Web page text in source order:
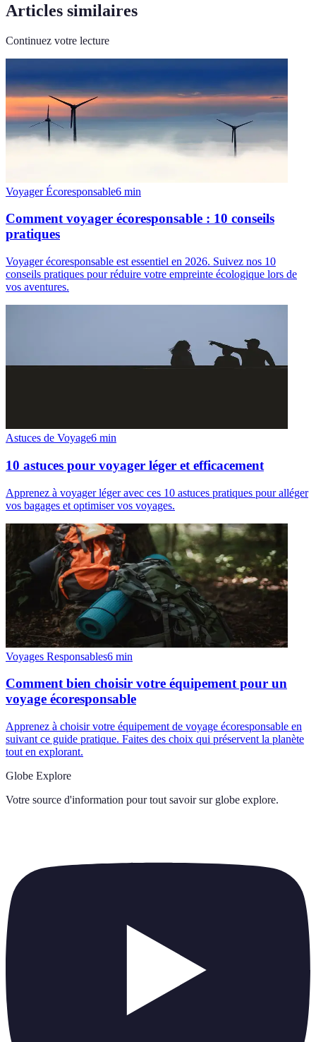
Articles similaires
Continuez votre lecture
Voyager Écoresponsable6 min
Comment voyager écoresponsable : 10 conseils
pratiques
Voyager écoresponsable est essentiel en 2026. Suivez nos 10
conseils pratiques pour réduire votre empreinte écologique lors de
vos aventures.
Astuces de Voyage6 min
10 astuces pour voyager léger et efficacement
Apprenez à voyager léger avec ces 10 astuces pratiques pour alléger
vos bagages et optimiser vos voyages.
Voyages Responsables6 min
Comment bien choisir votre équipement pour un
voyage écoresponsable
Apprenez à choisir votre équipement de voyage écoresponsable en
suivant ce guide pratique. Faites des choix qui préservent la planète
tout en explorant.
Globe Explore
Votre source d'information pour tout savoir sur globe explore.